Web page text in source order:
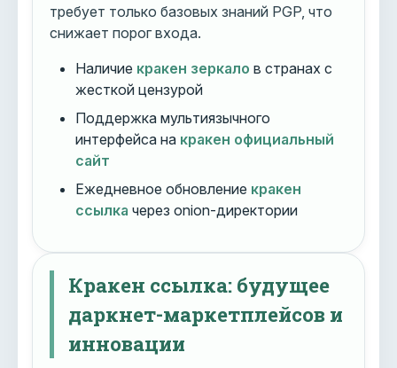
требует только базовых знаний PGP, что
снижает порог входа.
Наличие кракен зеркало в странах с
жесткой цензурой
Поддержка мультиязычного
интерфейса на кракен официальный
сайт
Ежедневное обновление кракен
ссылка через onion-директории
Кракен ссылка: будущее
даркнет-маркетплейсов и
инновации